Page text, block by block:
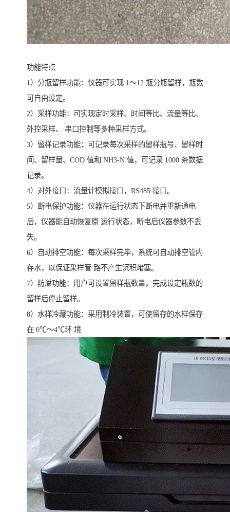
功能特点
1）分瓶留样功能：仪器可实现 1～12 瓶分瓶留样，瓶数
可自由设定。
2）采样功能：可实现定时采样、时间等比、流量等比、
外控采样、 串口控制等多种采样方式。
3）留样记录功能：可记录每次采样的留样瓶号、留样时
间、留样量、COD 值和 NH3-N 值，可记录 1000 条数据
记录。
4）对外接口：流量计模拟接口，RS485 接口。
5）断电保护功能：仪器在运行状态下断电并重新通电
后，仪器能自动恢复原 运行状态，断电后仪器参数不丢
失。
6）自动排空功能：每次采样完毕，系统可自动排空管内
存水，以保证采样管 路不产生沉积堵塞。
7）防溢功能：用户可设置留样瓶数量，完成设定瓶数的
留样后停止留样。
8）水样冷藏功能：采用制冷装置，可使留存的水样保存
在 0℃～4℃环 境